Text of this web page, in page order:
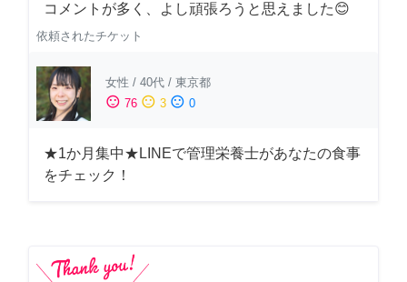
コメントが多く、よし頑張ろうと思えました😊
依頼されたチケット
女性 / 40代 / 東京都
sentiment_satisfied 76 sentiment_neutral 3 sentiment_dissatisfied 0
★1か月集中★LINEで管理栄養士があなたの食事
をチェック！